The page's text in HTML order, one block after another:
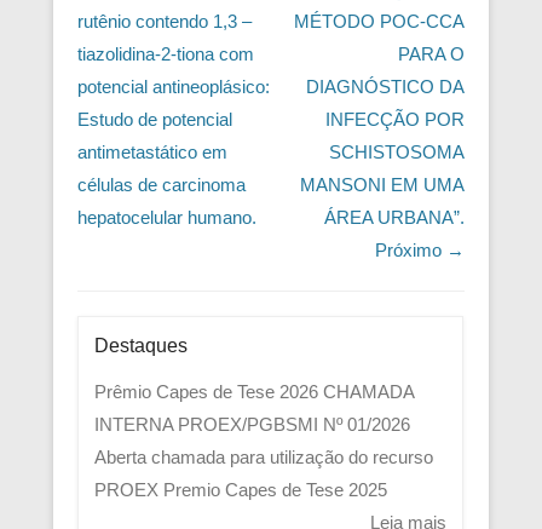
rutênio contendo 1,3 –
tiazolidina-2-tiona com
potencial antineoplásico:
Estudo de potencial
antimetastático em
células de carcinoma
hepatocelular humano.
MÉTODO POC-CCA
PARA O
DIAGNÓSTICO DA
INFECÇÃO POR
SCHISTOSOMA
MANSONI EM UMA
ÁREA URBANA”.
Próximo →
Destaques
Prêmio Capes de Tese 2026 CHAMADA
INTERNA PROEX/PGBSMI Nº 01/2026
Aberta chamada para utilização do recurso
PROEX Premio Capes de Tese 2025
Leia mais